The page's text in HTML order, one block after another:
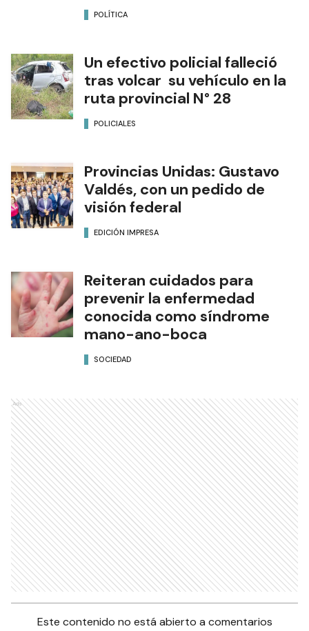
POLÍTICA
Un efectivo policial falleció
tras volcar su vehículo en la
ruta provincial N° 28
POLICIALES
Provincias Unidas: Gustavo
Valdés, con un pedido de
visión federal
EDICIÓN IMPRESA
Reiteran cuidados para
prevenir la enfermedad
conocida como síndrome
mano-ano-boca
SOCIEDAD
Ads
Este contenido no está abierto a comentarios